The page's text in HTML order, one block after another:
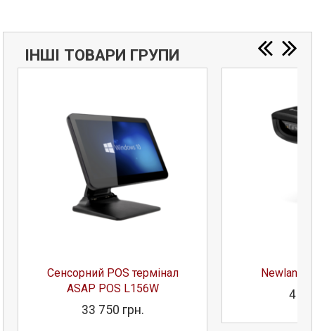
ІНШІ ТОВАРИ ГРУПИ
Сенсорний POS термінал
ASAP POS L156W
33 750 грн.
Newland
4